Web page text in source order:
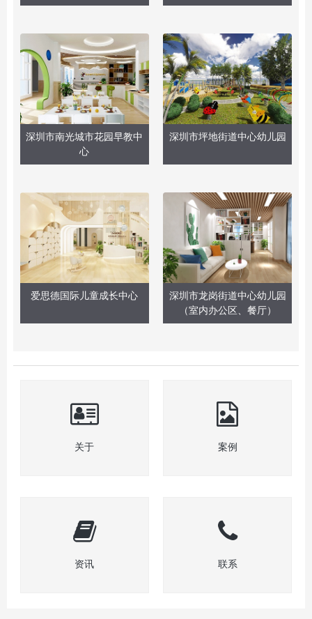
深圳市南光城市花园早教中
心
深圳市坪地街道中心幼儿园
爱思德国际儿童成长中心
深圳市龙岗街道中心幼儿园
（室内办公区、餐厅）
关于 案例
资讯 联系